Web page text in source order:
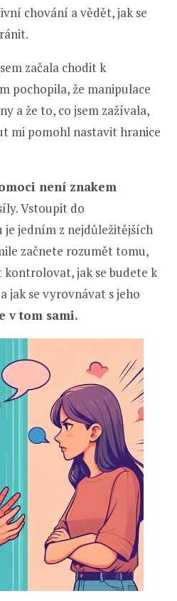
chování a vědět, jak se
začala chodit k
pochopila, že manipulace
a že to, co jsem zažívala,
mi pomohl nastavit hranice
není znakem
Vstoupit do
jedním z nejdůležitějších
začnete rozumět tomu,
kontrolovat, jak se budete k
jak se vyrovnávat s jeho
v tom sami.